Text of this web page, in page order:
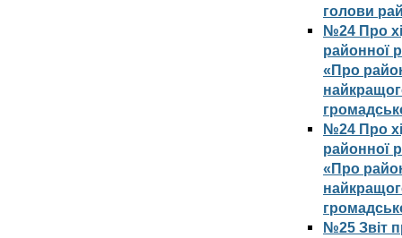
голови
№24 Про
районної
«Про
№24 Про
районної
«Про
№25 Звіт